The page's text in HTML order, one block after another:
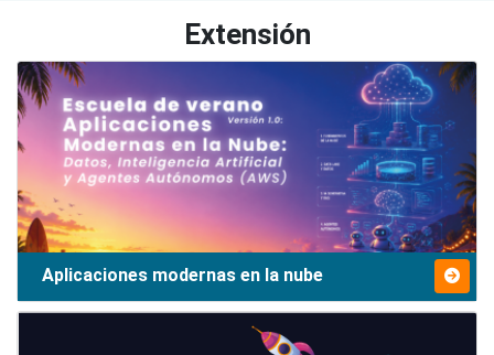
Extensión
Aplicaciones modernas en la nube